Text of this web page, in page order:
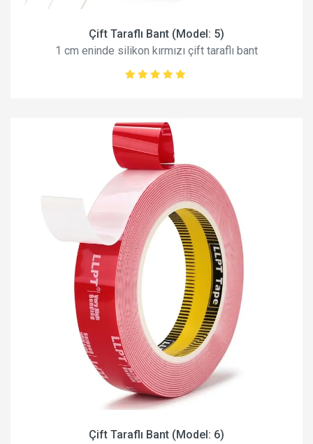
Çift Taraflı Bant (Model: 5)
1 cm eninde silikon kırmızı çift taraflı bant
Çift Taraflı Bant (Model: 6)